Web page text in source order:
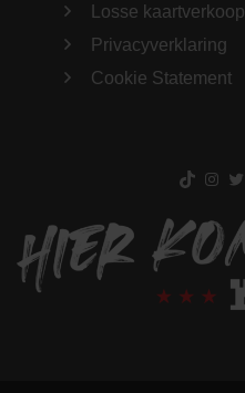
Losse kaartverkoop
Privacyverklaring
Cookie Statement